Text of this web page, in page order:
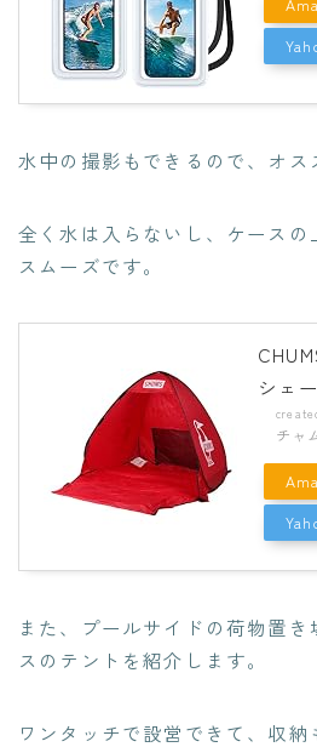
水中の撮影もできるので、オス
全く水は入らないし、ケースの
スムーズです。
シェ
チャ
また、プールサイドの荷物置
スのテントを紹介します。
ワンタッチで設営できて、収